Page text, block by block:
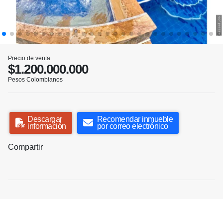
Precio de venta
$1.200.000.000
Pesos Colombianos
Descargar
información
Recomendar inmueble
por correo electrónico
Compartir